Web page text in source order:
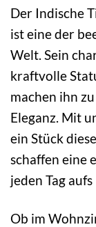
Der Indische
ist eine der
Welt. Sein
kraftvolle
machen ihn
Eleganz. Mit
ein Stück
schaffen eine
jeden Tag
Ob im